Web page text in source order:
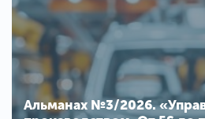
Альманах №3/2026.